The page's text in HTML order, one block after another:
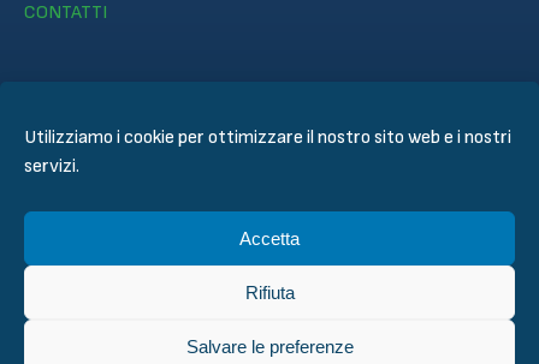
Utilizziamo i cookie per ottimizzare il nostro sito web e i nostri
servizi.
Accetta
Rifiuta
Salvare le preferenze
CONTATTI
Politica dei Cookie
General Conditions of Sales
Condizioni techniche di ispezione valutazione e di